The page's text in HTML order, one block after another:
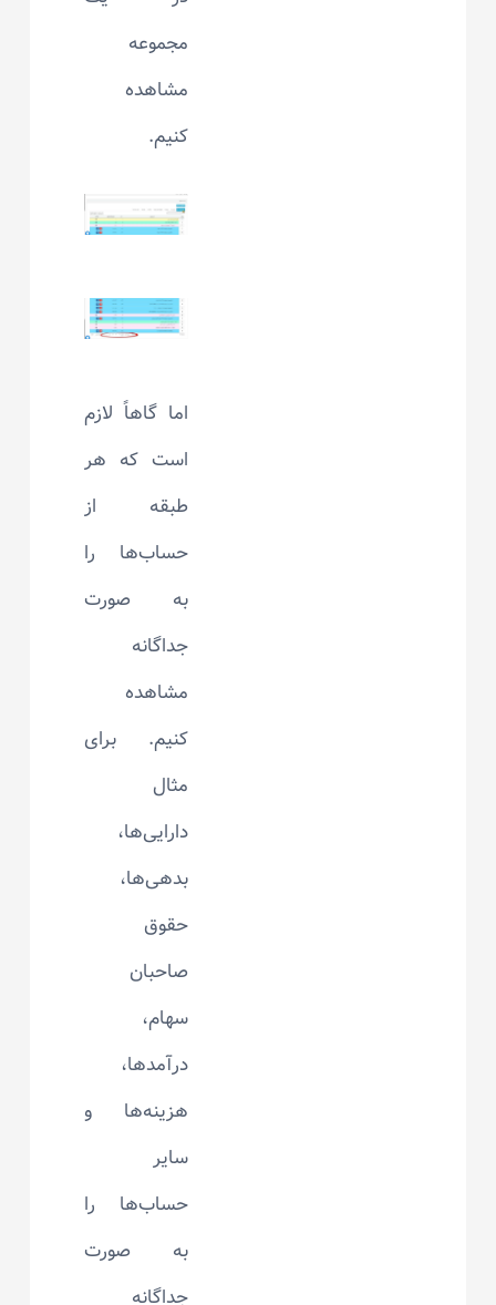
مجموعه
مشاهده
کنیم.
اما گاهاً لازم
است که هر
طبقه از
حساب‌ها را
به صورت
جداگانه
مشاهده
کنیم. برای
مثال
دارایی‌ها،
بدهی‌ها،
حقوق
صاحبان
سهام،
درآمدها،
هزینه‌ها و
سایر
حساب‌ها را
به صورت
جداگانه